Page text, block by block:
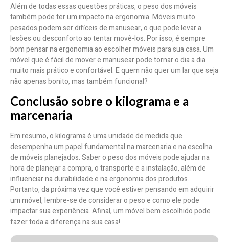
Além de todas essas questões práticas, o peso dos móveis
também pode ter um impacto na ergonomia. Móveis muito
pesados podem ser difíceis de manusear, o que pode levar a
lesões ou desconforto ao tentar movê-los. Por isso, é sempre
bom pensar na ergonomia ao escolher móveis para sua casa. Um
móvel que é fácil de mover e manusear pode tornar o dia a dia
muito mais prático e confortável. E quem não quer um lar que seja
não apenas bonito, mas também funcional?
Conclusão sobre o kilograma e a
marcenaria
Em resumo, o kilograma é uma unidade de medida que
desempenha um papel fundamental na marcenaria e na escolha
de móveis planejados. Saber o peso dos móveis pode ajudar na
hora de planejar a compra, o transporte e a instalação, além de
influenciar na durabilidade e na ergonomia dos produtos.
Portanto, da próxima vez que você estiver pensando em adquirir
um móvel, lembre-se de considerar o peso e como ele pode
impactar sua experiência. Afinal, um móvel bem escolhido pode
fazer toda a diferença na sua casa!